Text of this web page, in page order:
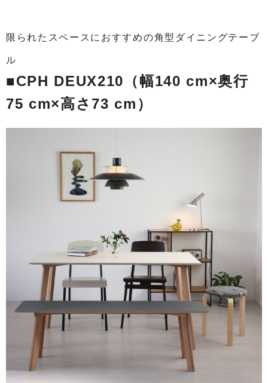
限られたスペースにおすすめの角型ダイニングテーブ
ル
■CPH DEUX210（幅140 cm×奥行
75 cm×高さ73 cm）